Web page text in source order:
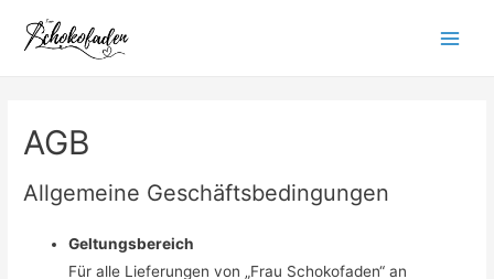
Inhalt
AGB
Allgemeine Geschäftsbedingungen
Geltungsbereich
Für alle Lieferungen von „Frau Schokofaden“ an